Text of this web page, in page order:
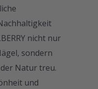
nicht nur
sondern
Natur treu.
und